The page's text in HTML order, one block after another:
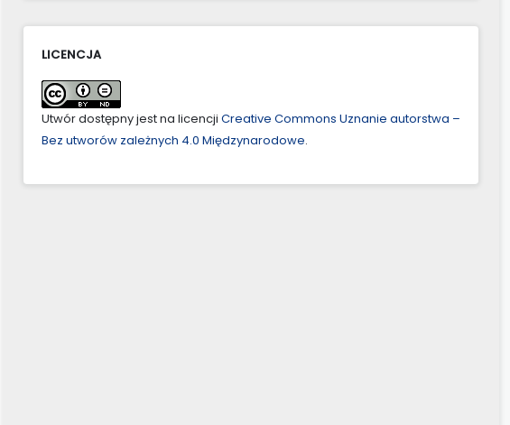
LICENCJA
Utwór dostępny jest na licencji Creative Commons Uznanie autorstwa –
Bez utworów zależnych 4.0 Międzynarodowe.